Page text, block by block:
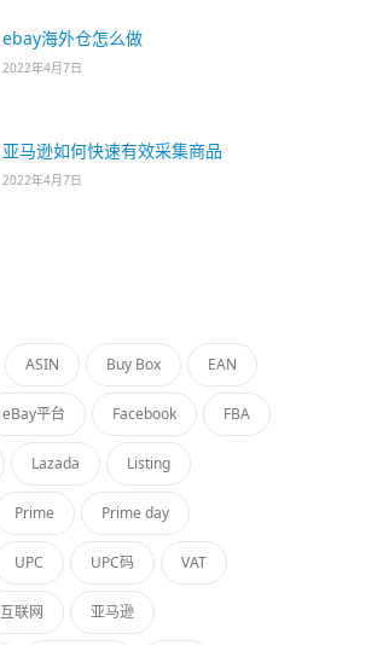
ebay海外仓怎么做
2022年4月7日
亚马逊如何快速有效采集商品
2022年4月7日
ASIN Buy Box EAN
eBay平台 Facebook FBA
Lazada Listing
Prime Prime day
UPC UPC码 VAT
互联网 亚马逊